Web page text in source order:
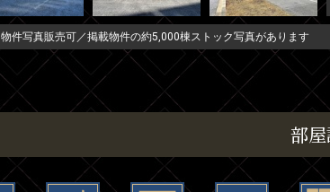
物件写真販売可／掲載物件の約5,000棟ストック写真があります
部